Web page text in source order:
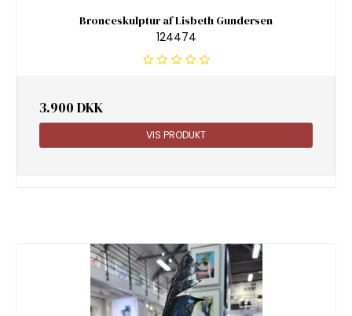
Bronceskulptur af Lisbeth Gundersen
124474
3.900 DKK
VIS PRODUKT